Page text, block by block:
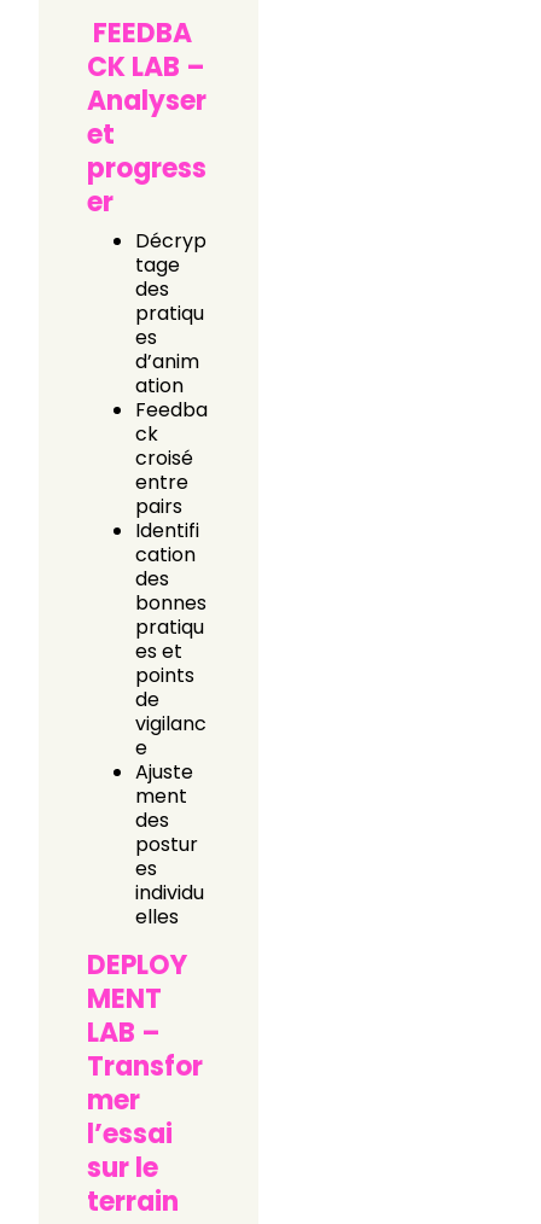
FEEDBA
CK LAB –
Analyser
et
progress
er
Décryp
tage
des
pratiqu
es
d’anim
ation
Feedba
ck
croisé
entre
pairs
Identifi
cation
des
bonnes
pratiqu
es et
points
de
vigilanc
e
Ajuste
ment
des
postur
es
individu
elles
DEPLOY
MENT
LAB –
Transfor
mer
l’essai
sur le
terrain